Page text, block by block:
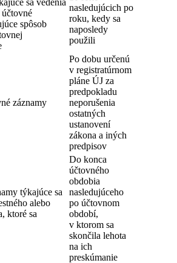
spôsob
nasledujúcich po
roku, kedy sa
naposledy
použili
záznamy
Po dobu určenú
v registratúrnom
pláne ÚJ za
predpokladu
neporušenia
ostatných
ustanovení
zákona a iných
predpisov
týkajúce sa
alebo
ktoré sa
Do konca
účtovného
obdobia
nasledujúceho
po účtovnom
období,
v ktorom sa
skončila lehota
na ich
preskúmanie